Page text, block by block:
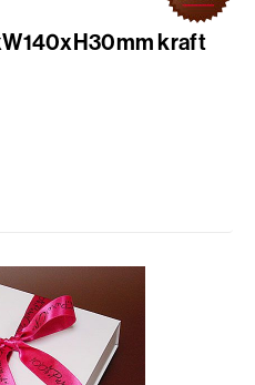
kraft